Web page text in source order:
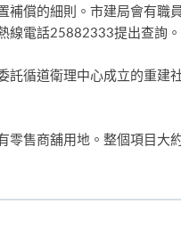
償的細則。市建局會有職
電話25882333提出查詢
循道衛理中心成立的重建
售商舖用地。整個項目大